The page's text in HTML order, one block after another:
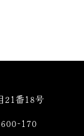
21番18号
170